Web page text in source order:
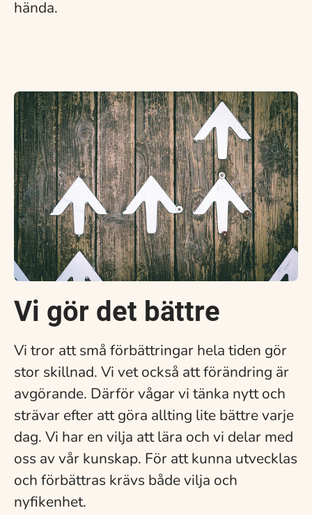
hända.
Vi gör det bättre
Vi tror att små förbättringar hela tiden gör
stor skillnad. Vi vet också att förändring är
avgörande. Därför vågar vi tänka nytt och
strävar efter att göra allting lite bättre varje
dag. Vi har en vilja att lära och vi delar med
oss av vår kunskap. För att kunna utvecklas
och förbättras krävs både vilja och
nyfikenhet.